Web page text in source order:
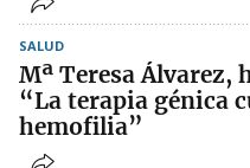
SALUD
Mª Teresa Álvarez,
“La terapia génica
hemofilia”